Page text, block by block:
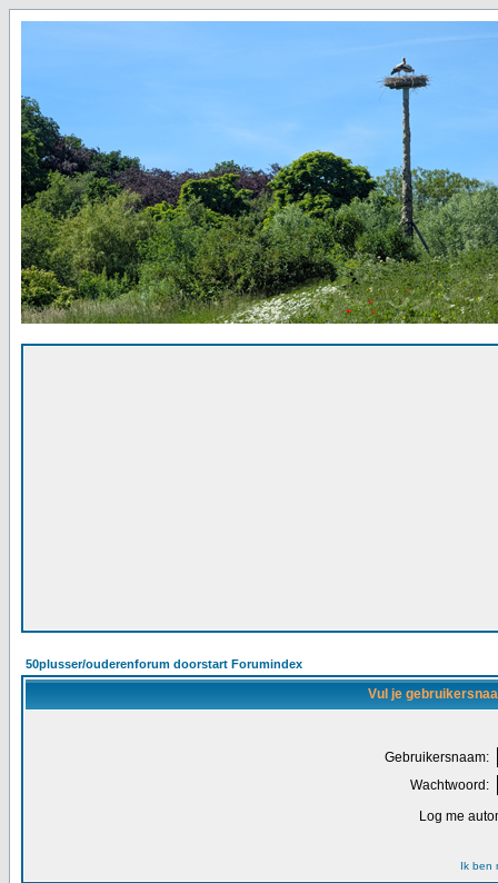
50plusser/ouderenforum doorstart Forumindex
Vul je
Gebruikersnaam:
Wachtwoord:
Log me
Ik ben